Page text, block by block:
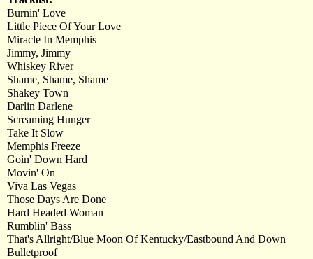
Burnin' Love
Little Piece Of Your Love
Miracle In Memphis
Jimmy, Jimmy
Whiskey River
Shame, Shame, Shame
Shakey Town
Darlin Darlene
Screaming Hunger
Take It Slow
Memphis Freeze
Goin' Down Hard
Movin' On
Viva Las Vegas
Those Days Are Done
Hard Headed Woman
Rumblin' Bass
That's Allright/Blue Moon Of Kentucky/Eastbound And Down
Bulletproof